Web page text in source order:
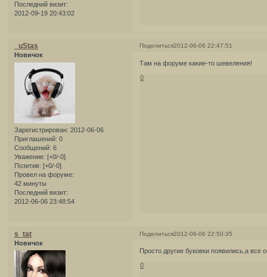
Последний визит:
2012-09-19 20:43:02
Поделиться2012-06-06 22:47:51
_uStas
Новичок
Зарегистрирован: 2012-06-06
Приглашений: 0
Сообщений: 6
Уважение: [+0/-0]
Позитив: [+0/-0]
Провел на форуме:
42 минуты
Последний визит:
2012-06-06 23:48:54
Там на форуме какие-то шевеления!
0
Поделиться2012-06-06 22:50:35
s_tat
Новичок
Просто другие буковки появились,а все
0